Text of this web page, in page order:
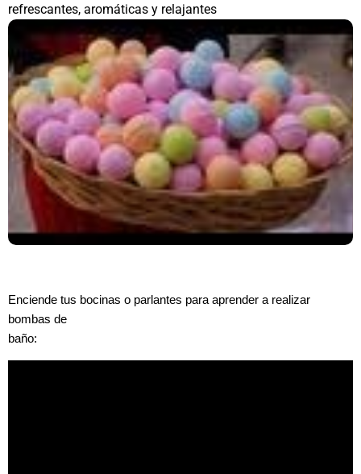
refrescantes, aromáticas y relajantes
Enciende tus bocinas o parlantes para aprender a realizar
bombas de
baño: